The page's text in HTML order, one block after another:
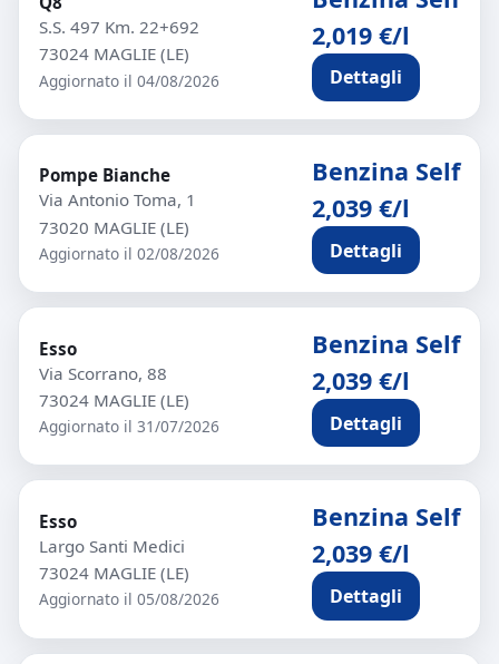
S.S. 497 Km. 22+692
73024 MAGLIE (LE)
Aggiornato il 04/08/2026
2,019 €/l
Dettagli
Pompe Bianche
Via Antonio Toma, 1
73020 MAGLIE (LE)
Aggiornato il 02/08/2026
Benzina Self
2,039 €/l
Dettagli
Esso
Via Scorrano, 88
73024 MAGLIE (LE)
Aggiornato il 31/07/2026
Benzina Self
2,039 €/l
Dettagli
Esso
Largo Santi Medici
73024 MAGLIE (LE)
Aggiornato il 05/08/2026
Benzina Self
2,039 €/l
Dettagli